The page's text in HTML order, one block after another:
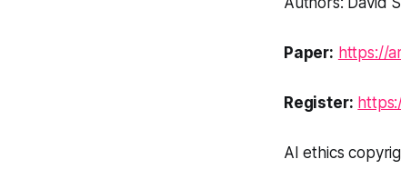
Paper: https://
Register:
AI ethics